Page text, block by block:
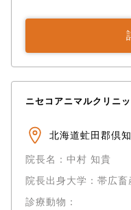
ニセコアニマルクリニ
北海道虻田郡倶
院長名：中村 知貴
院長出身大学：帯広畜
診療動物：